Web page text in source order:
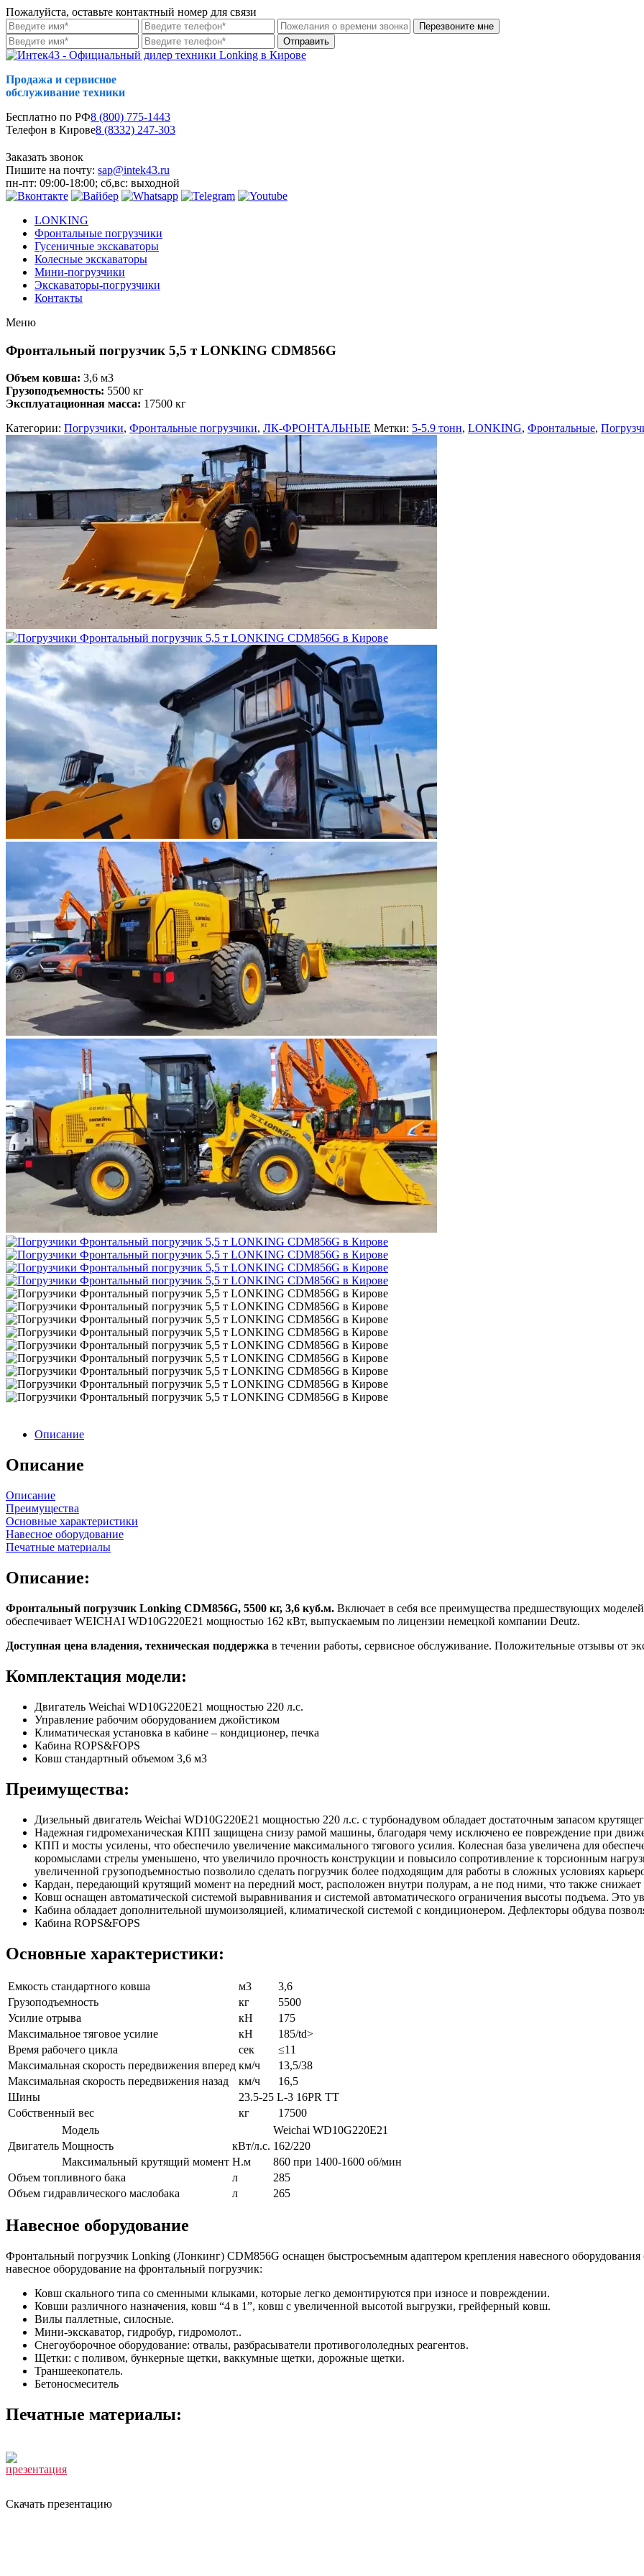
Пожалуйста, оставьте контактный номер для связи
Перезвоните мне
Отправить
Продажа и сервисное
обслуживание техники
Бесплатно по РФ8 (800) 775-1443
Телефон в Кирове8 (8332) 247-303
Заказать звонок
Пишите на почту: sap@intek43.ru
пн-пт: 09:00-18:00; сб,вс: выходной
LONKING
Фронтальные погрузчики
Гусеничные экскаваторы
Колесные экскаваторы
Мини-погрузчики
Экскаваторы-погрузчики
Контакты
Меню
Фронтальный погрузчик 5,5 т LONKING CDM856G
Объем ковша: 3,6 м3
Грузоподъемность: 5500 кг
Эксплуатационная масса: 17500 кг
Категории: Погрузчики, Фронтальные погрузчики, ЛК-ФРОНТАЛЬНЫЕ Метки: 5-5.9 тонн, LONKING, Фронтальные,
Описание
Описание
Описание
Преимущества
Основные характеристики
Навесное оборудование
Печатные материалы
Описание:
Фронтальный погрузчик Lonking CDM856G, 5500 кг, 3,6 куб.м. Включает в себя все преимущества предшествующих
обеспечивает WEICHAI WD10G220E21 мощностью 162 кВт, выпускаемым по лицензии немецкой компании Deutz.
Доступная цена владения, техническая поддержка в течении работы, сервисное обслуживание. Положительные отзывы от
Комплектация модели:
Двигатель Weichai WD10G220E21 мощностью 220 л.с.
Управление рабочим оборудованием джойстиком
Климатическая установка в кабине – кондиционер, печка
Кабина ROPS&FOPS
Ковш стандартный объемом 3,6 м3
Преимущества:
Дизельный двигатель Weichai WD10G220E21 мощностью 220 л.с. с турбонадувом обладает достаточным запасом
Надежная гидромеханическая КПП защищена снизу рамой машины, благодаря чему исключено ее повреждение при
КПП и мосты усилены, что обеспечило увеличение максимального тягового усилия. Колесная база увеличена для
коромыслами стрелы уменьшено, что увеличило прочность конструкции и повысило сопротивление к торсионным
увеличенной грузоподъемностью позволило сделать погрузчик более подходящим для работы в сложных условиях
Кардан, передающий крутящий момент на передний мост, расположен внутри полурам, а не под ними, что также снижает
Ковш оснащен автоматической системой выравнивания и системой автоматического ограничения высоты подъема. Это
Кабина обладает дополнительной шумоизоляцией, климатической системой с кондиционером. Дефлекторы обдува
Кабина ROPS&FOPS
Основные характеристики:
Емкость стандартного ковша м3
3,6
Грузоподъемность
кг
5500
Усилие отрыва
кН
175
Максимальное тяговое усилие
кН
185/td>
Время рабочего цикла
сек
≤11
Максимальная скорость передвижения вперед км/ч
13,5/38
Максимальная скорость передвижения назад
км/ч
16,5
Шины
23.5-25 L-3 16PR TT
Собственный вес
кг 17500
Двигатель
Модель
Weichai WD10G220E21
Мощность
кВт/л.с. 162/220
Максимальный крутящий момент Н.м
860 при 1400-1600 об/мин
Объем топливного бака
л
285
Объем гидравлического маслобака
л 265
Навесное оборудование
Фронтальный погрузчик Lonking (Лонкинг) CDM856G оснащен быстросъемным адаптером крепления навесного
навесное оборудование на фронтальный погрузчик:
Ковш скального типа со сменными клыками, которые легко демонтируются при износе и повреждении.
Ковши различного назначения, ковш “4 в 1”, ковш с увеличенной высотой выгрузки, грейферный ковш.
Вилы паллетные, силосные.
Мини-экскаватор, гидробур, гидромолот..
Снегоуборочное оборудование: отвалы, разбрасыватели противогололедных реагентов.
Щетки: с поливом, бункерные щетки, ваккумные щетки, дорожные щетки.
Траншеекопатель.
Бетоносмеситель
Печатные материалы:
Скачать презентацию